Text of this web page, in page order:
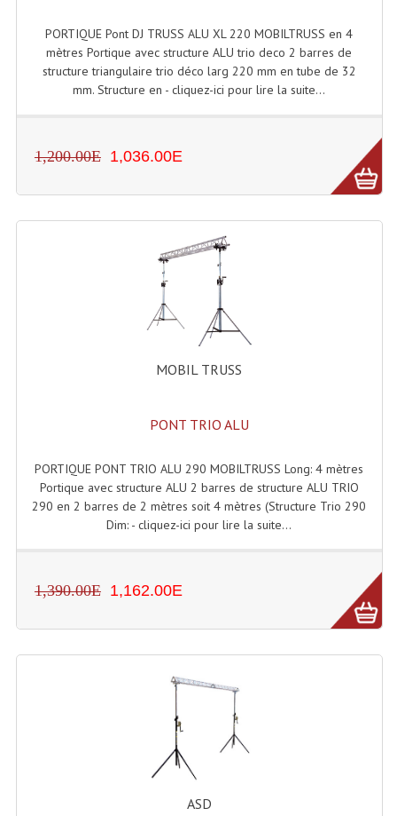
Machines À Fumées
Effets Projection Et Jet De CO2
Lanceur De Flammes Et Cartouche De Gaz
Machines & Canon À Confettis
Machines À Bulles
Machines À Effet Brouillard
Machines À Fumée Lourde
Machines À Mousse, Neige, Liquides
Nos Occasions Et Stock B
Les Occasions
Karaoké Materiel Lecteur Etc...
Matériel Karaoké
Disque DVD
Disque LD (30 Cm.)
PORTIQUE Pont DJ TRUSS ALU XL 220 MOBILTRUSS en 4
mètres Portique avec structure ALU trio deco 2 barres de
structure triangulaire trio déco larg 220 mm en tube de 32
mm. Structure en - cliquez-ici pour lire la suite...
1,200.00E 1,036.00E
MOBIL TRUSS
PONT TRIO ALU
PORTIQUE PONT TRIO ALU 290 MOBILTRUSS Long: 4 mètres
Portique avec structure ALU 2 barres de structure ALU TRIO
290 en 2 barres de 2 mètres soit 4 mètres (Structure Trio 290
Dim: - cliquez-ici pour lire la suite...
1,390.00E 1,162.00E
ASD